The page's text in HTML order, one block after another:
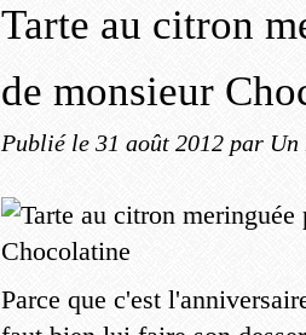
Tarte au citron
de monsieur
Publié le 31 août 2012 par Un
Parce que c'est